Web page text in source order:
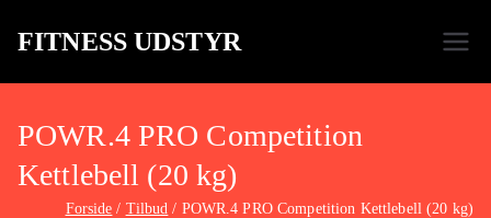
FITNESS UDSTYR
POWR.4 PRO Competition
Kettlebell (20 kg)
Forside Tilbud POWR.4 PRO Competition Kettlebell (20 kg)